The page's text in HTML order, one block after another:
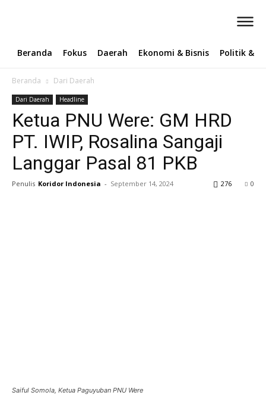
Beranda Fokus Daerah Ekonomi & Bisnis Politik &
Beranda Dari Daerah
Dari Daerah Headline
Ketua PNU Were: GM HRD
PT. IWIP, Rosalina Sangaji
Langgar Pasal 81 PKB
Penulis Koridor Indonesia - September 14, 2024 0
276
Saiful Somola, Ketua Paguyuban PNU Were